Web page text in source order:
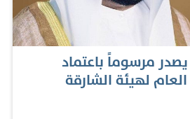
مرسوماً باعتماد
لهيئة الشارقة